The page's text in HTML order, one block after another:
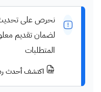
نحرص على تحديث
لضمان تقديم
المتطلبات
اكتشف أحدث